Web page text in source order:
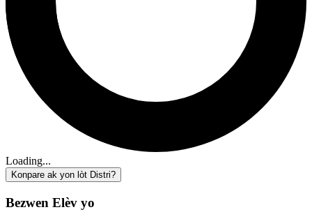
Loading...
Konpare ak yon lòt Distri?
Bezwen Elèv yo